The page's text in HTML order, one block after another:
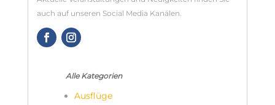
auch auf unseren Social Media Kanälen.
Alle Kategorien
Ausflüge